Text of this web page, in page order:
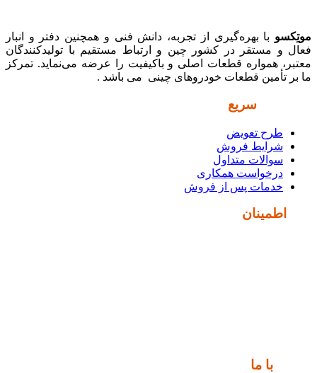
موتِکسو با بهره‌گیری از تجربه، دانش فنی و همچنین دفتر و انبار
فعال و مستقر در کشور چین و ارتباط مستقیم با تولیدکنندگان
معتبر، همواره قطعات اصلی و باکیفیت را عرضه می‌نماید. تمرکز
ما بر تأمین قطعات خودروهای چینی می باشد .
سریع
طرح تعویض
شرایط فروش
سوالات متداول
درخواست همکاری
خدمات پس از فروش
اطمینان
با ما